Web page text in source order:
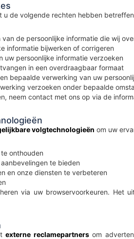
u de volgende rechten hebben
van de persoonlijke informatie die wij
informatie bijwerken of corrigeren
uw persoonlijke informatie verzoeken
in een overdraagbaar formaat
bepaalde verwerking van uw
verzoeken onder bepaalde
neem contact met ons op via de
volgtechnologieën om uw
onthouden
te bieden
en onze diensten te verbeteren
via uw browservoorkeuren. Het
externe reclamepartnersom